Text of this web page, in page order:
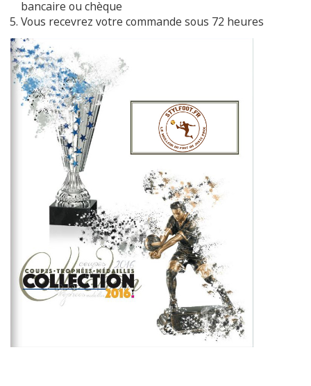
bancaire ou chèque
Vous recevrez votre commande sous 72 heures